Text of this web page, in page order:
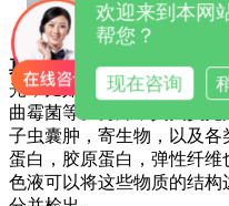
真菌荧光染色剂中的荧光染
光，比如念珠菌，组织胞浆
曲霉菌等。另外，
子虫囊肿，寄生物，以及
蛋白，胶原蛋白，弹性纤
色液可以将这些物质的结
欢迎来到本网
帮您？
现在咨询